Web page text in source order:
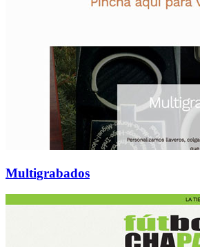
Multigrabados